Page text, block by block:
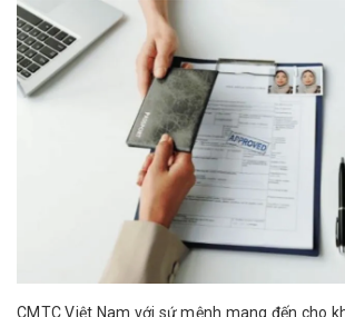
CMTC Việt Nam với sứ mệnh mang đến cho